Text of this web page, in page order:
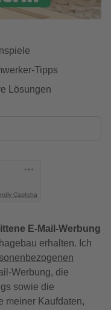
Tipps
Lösungen
Captcha
E-Mail-Werbung
erhalten. Ich
Werbung, die
sowie die
meiner Kaufdaten,